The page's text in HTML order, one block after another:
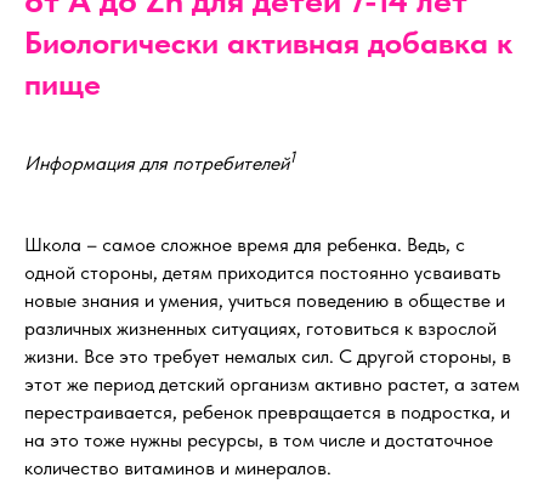
Биологически активная добавка к
пище
Информация для потребителей1
Школа – самое сложное время для ребенка. Ведь, с
одной стороны, детям приходится постоянно усваивать
новые знания и умения, учиться поведению в обществе и
различных жизненных ситуациях, готовиться к взрослой
жизни. Все это требует немалых сил. С другой стороны, в
этот же период детский организм активно растет, а затем
перестраивается, ребенок превращается в подростка, и
на это тоже нужны ресурсы, в том числе и достаточное
количество витаминов и минералов.